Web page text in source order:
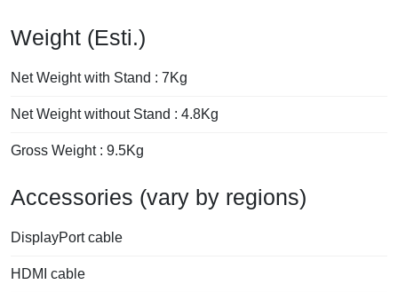
Weight (Esti.)
Net Weight with Stand : 7Kg
Net Weight without Stand : 4.8Kg
Gross Weight : 9.5Kg
Accessories (vary by regions)
DisplayPort cable
HDMI cable